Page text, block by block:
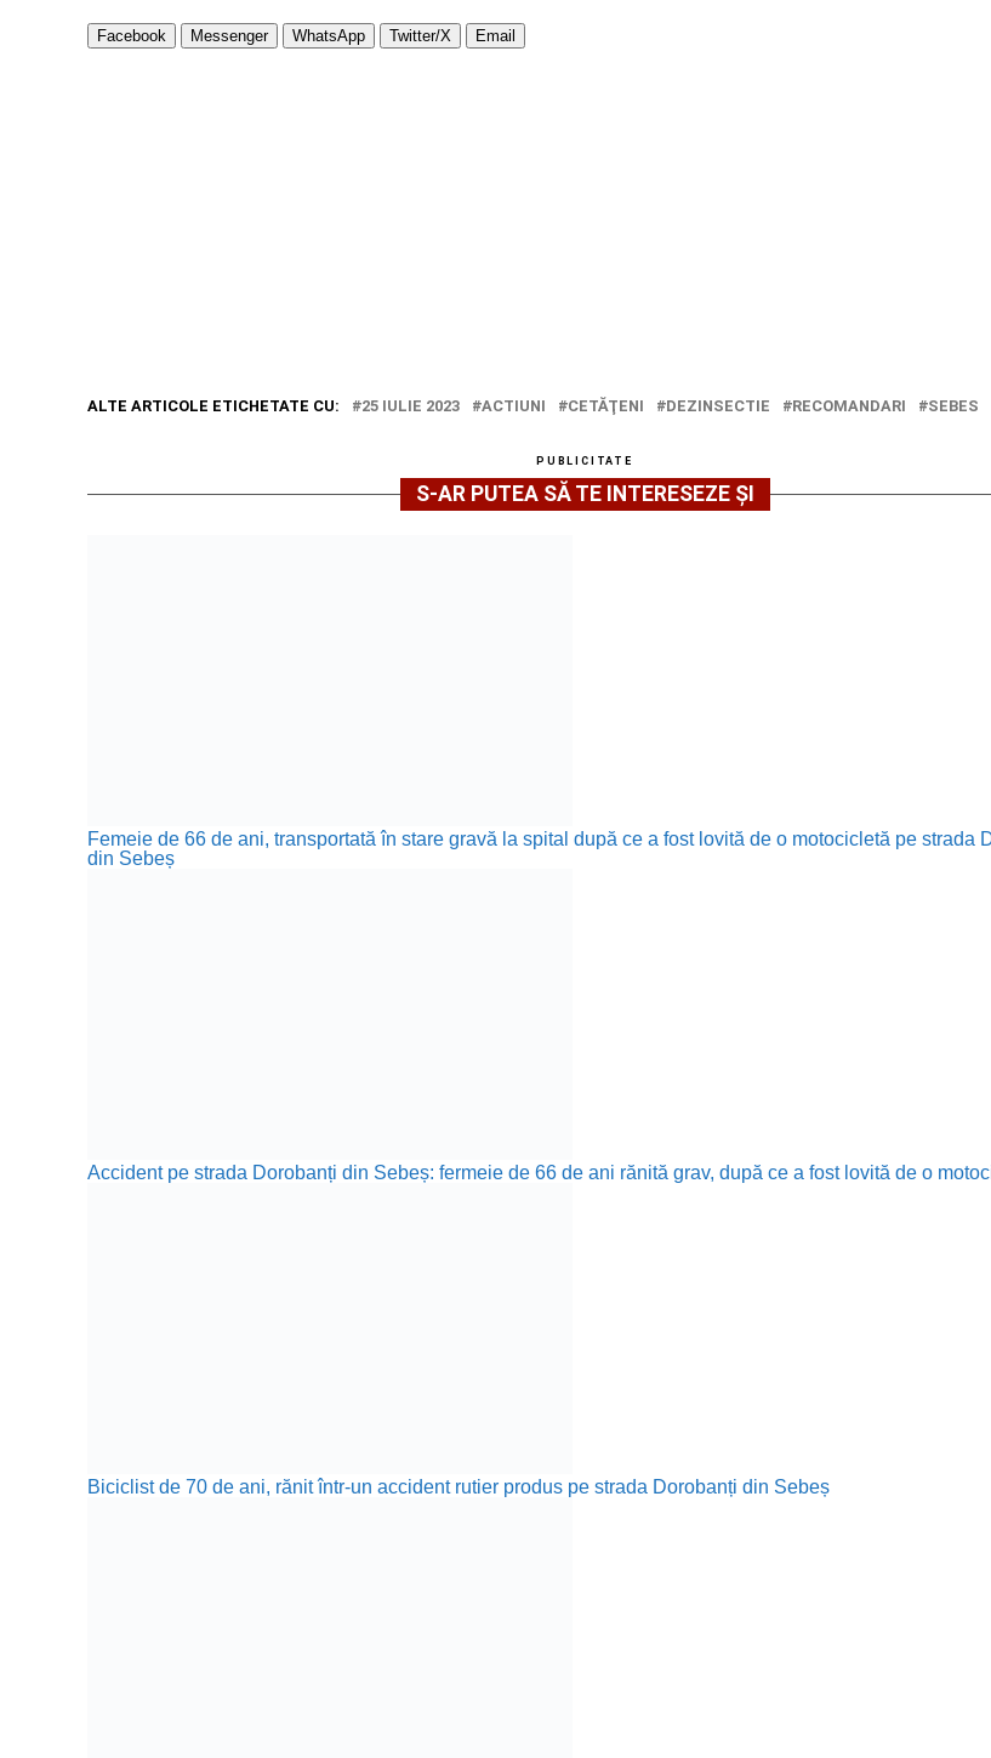
Facebook Messenger WhatsApp Twitter/X Email
ALTE ARTICOLE ETICHETATE CU: 25 IULIE 2023 ACTIUNI CETĂŢENI DEZINSECTIE RECOMANDARI SEBES
PUBLICITATE
S-AR PUTEA SĂ TE INTERESEZE ȘI
Femeie de 66 de ani, transportată în stare gravă la spital după ce a fost lovită de o motocicletă pe strada
din Sebeș
Accident pe strada Dorobanți din Sebeș: fermeie de 66 de ani rănită grav, după ce a fost lovită de o
Biciclist de 70 de ani, rănit într-un accident rutier produs pe strada Dorobanți din Sebeș